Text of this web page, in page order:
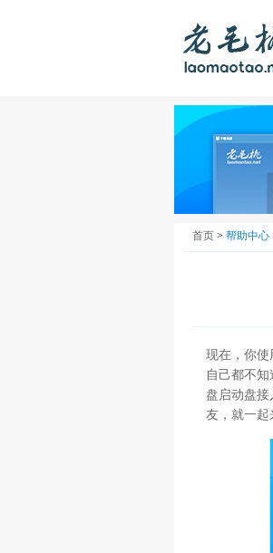
首页 > 帮助中心
现在，你使
自己都不
盘启动盘
友，就一起